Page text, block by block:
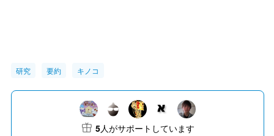
研究 要約 キノコ
5人がサポートしています